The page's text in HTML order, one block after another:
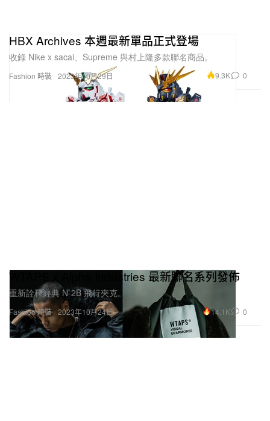
Fashion 時裝
HBX Archives 本週最新單品正式登場
收錄 Nike x sacai、Supreme 與村上隆多款聯名商品。
2023年10月29日 9.3K 0
Fashion 時裝
WTAPS x Alpha Industries 最新聯名系列發佈
重新詮釋經典 N-2B 飛行夾克。
2023年10月24日 14.1K 0